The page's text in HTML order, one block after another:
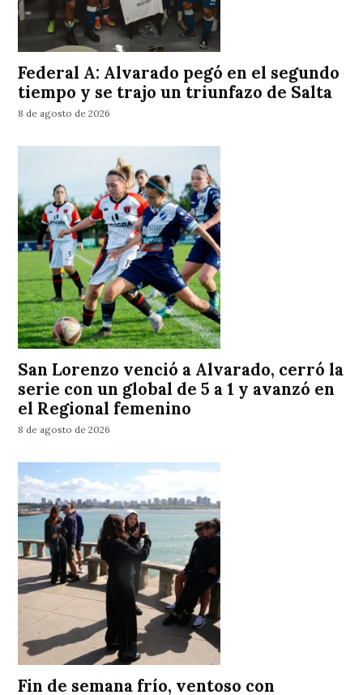
Federal A: Alvarado pegó en el segundo
tiempo y se trajo un triunfazo de Salta
8 de agosto de 2026
San Lorenzo venció a Alvarado, cerró la
serie con un global de 5 a 1 y avanzó en
el Regional femenino
8 de agosto de 2026
Fin de semana frío, ventoso con